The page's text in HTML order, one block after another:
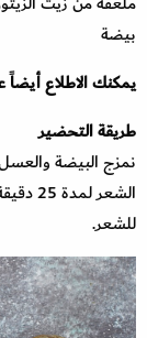
بيضة
يمكنك الاطلاع
طريقة التحضير
نمزج البيضة
للشعر.